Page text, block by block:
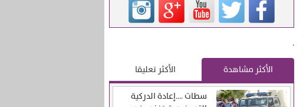
.
الأكثر مشاهدة
الأكثر تعليقا
سطات ….إعادة الدركية